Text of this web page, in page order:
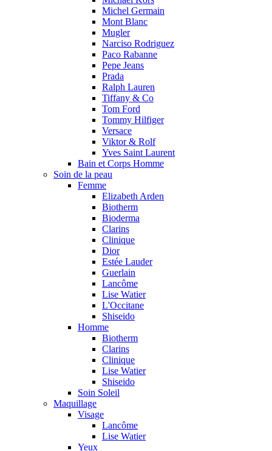
Michel Germain
Mont Blanc
Mugler
Narciso Rodriguez
Paco Rabanne
Pepe Jeans
Prada
Ralph Lauren
Tiffany & Co
Tom Ford
Tommy Hilfiger
Versace
Viktor & Rolf
Yves Saint Laurent
Bain et Corps Homme
Soin de la peau
Femme
Elizabeth Arden
Biotherm
Bioderma
Clarins
Clinique
Dior
Estée Lauder
Guerlain
Lancôme
Lise Watier
L'Occitane
Shiseido
Homme
Biotherm
Clarins
Clinique
Lise Watier
Shiseido
Soin Soleil
Maquillage
Visage
Lancôme
Lise Watier
Yeux